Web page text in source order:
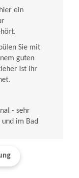
ein
Sie mit
guten
ist Ihr
- sehr
im Bad